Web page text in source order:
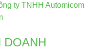
ty TNHH Automicom
DOANH